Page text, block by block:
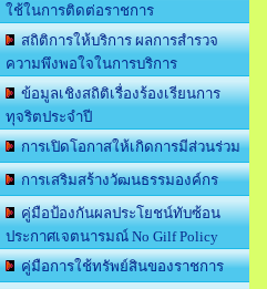
ใช้ในการติดต่อราชการ
สถิติการให้บริการ ผลการสำรวจ
ความพึงพอใจในการบริการ
ข้อมูลเชิงสถิติเรื่องร้องเรียนการ
ทุจริตประจำปี
การเปิดโอกาสให้เกิดการมีส่วนร่วม
การเสริมสร้างวัฒนธรรมองค์กร
คู่มือป้องกันผลประโยชน์ทับซ้อน
ประกาศเจตนารมณ์ No Gilf Policy
คู่มือการใช้ทรัพย์สินของราชการ